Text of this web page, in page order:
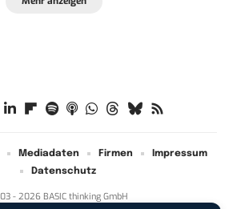
- 2026 BASIC thinking GmbH
Mediadaten Firmen
Impressum
Datenschutz